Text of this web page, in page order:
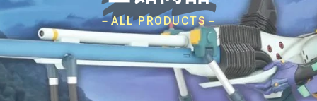
－ALL PRODUCTS－